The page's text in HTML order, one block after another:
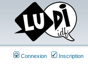
Connexion Inscription